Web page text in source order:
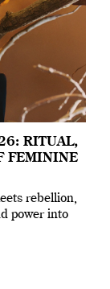
RITUAL,
FEMININE
rebellion,
power into